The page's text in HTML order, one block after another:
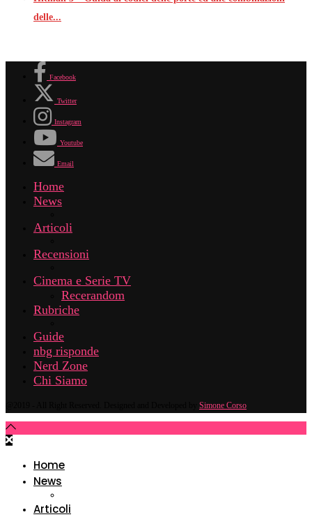
delle...
Facebook
Twitter
Instagram
Youtube
Email
Home
News
Articoli
Recensioni
Cinema e Serie TV
Recerandom
Rubriche
Guide
nbg risponde
Nerd Zone
Chi Siamo
Simone Corso
Home
News
Articoli